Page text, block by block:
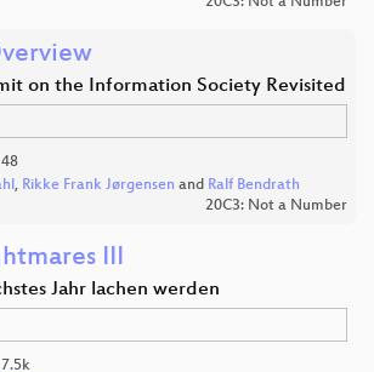
on the Information Society Revisited
48
, Rikke Frank Jørgensen and Ralf Bendrath
20C3: Not a Number
III
Jahr lachen werden
7.5k